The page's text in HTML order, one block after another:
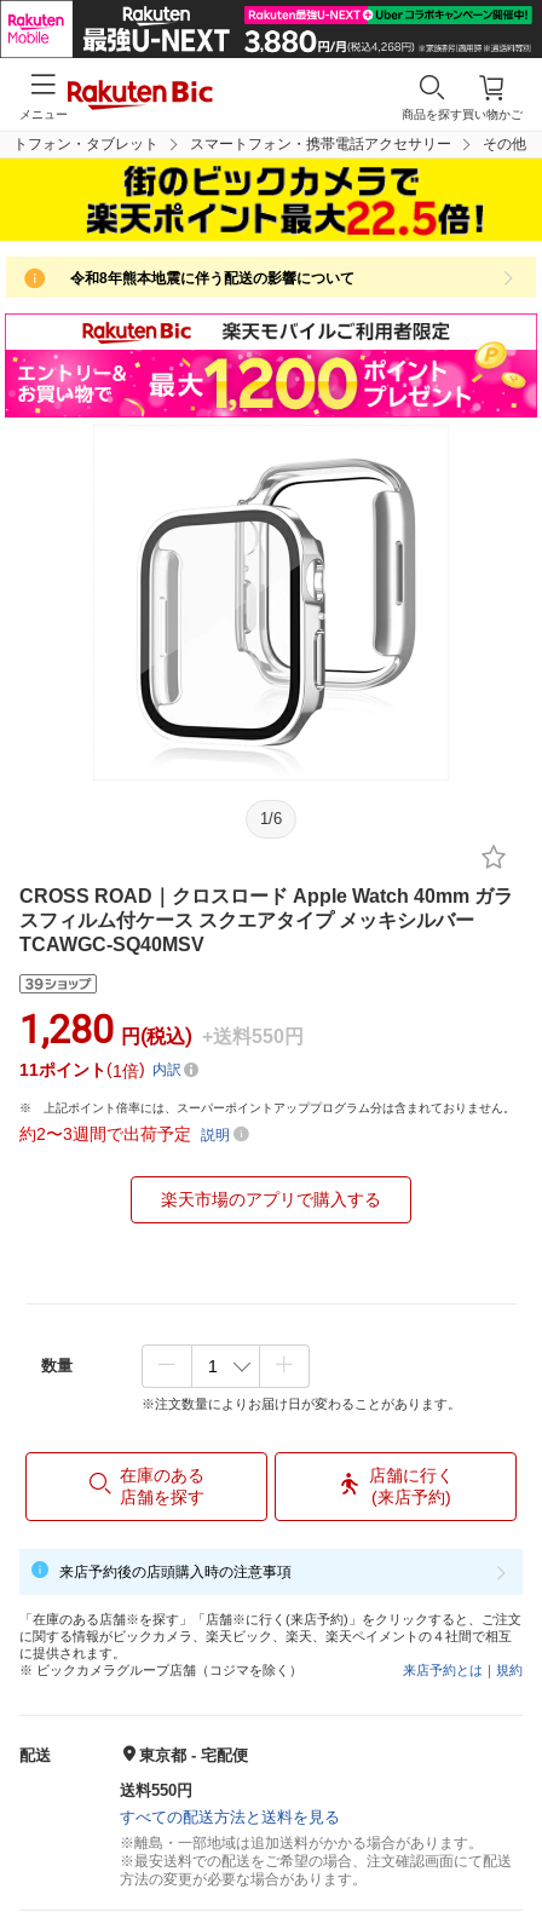
買い物かご
商品を探す
メニュー
トフォン・タブレット スマートフォン・携帯電話アクセサリー その他
令和8年熊本地震に伴う配送の影響について
1 /6
CROSS ROAD｜クロスロード Apple Watch 40mm ガラ
スフィルム付ケース スクエアタイプ メッキシルバー
TCAWGC-SQ40MSV
1,280 円(税込) +送料550円
11ポイント 1倍 内訳
上記ポイント倍率には、スーパーポイントアッププログラム分は含まれておりません。
約2〜3週間で出荷予定 説明
楽天市場のアプリで購入する
数量
※注文数量によりお届け日が変わることがあります。
在庫のある
店舗を探す
店舗に行く
(来店予約)
来店予約後の店頭購入時の注意事項
「在庫のある店舗※を探す」「店舗※に行く(来店予約)」をクリックすると、ご注文
に関する情報がビックカメラ、楽天ビック、楽天、楽天ペイメントの４社間で相互
に提供されます。
※ ビックカメラグループ店舗（コジマを除く）
来店予約とは ｜ 規約
配送
東京都 - 宅配便
送料550円
すべての配送方法と送料を見る
※離島・一部地域は追加送料がかかる場合があります。
※最安送料での配送をご希望の場合、注文確認画面にて配送
方法の変更が必要な場合があります。